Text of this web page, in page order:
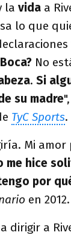
la vida a
lo que
No
. Si
su madre
TyC Sports.
Mi amor
me hice
por
en 2012.
dirigir a